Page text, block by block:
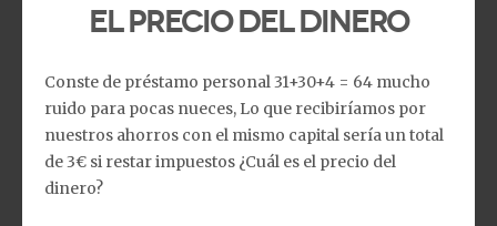
El precio del dinero
Conste de préstamo personal 31+30+4 = 64 mucho
ruido para pocas nueces, Lo que recibiríamos por
nuestros ahorros con el mismo capital sería un total
de 3€ si restar impuestos ¿Cuál es el precio del
dinero?